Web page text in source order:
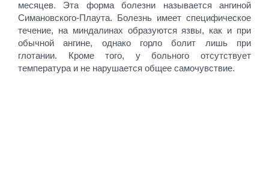
месяцев. Эта форма болезни называется ангиной
Симановского-Плаута. Болезнь имеет специфическое
течение, на миндалинах образуются язвы, как и при
обычной ангине, однако горло болит лишь при
глотании. Кроме того, у больного отсутствует
температура и не нарушается общее самочувствие.